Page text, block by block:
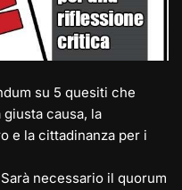
su 5 quesiti che
causa, la
e la cittadinanza per i
necessario il quorum